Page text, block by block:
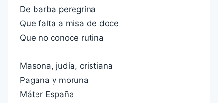
De barba peregrina
Que falta a misa de doce
Que no conoce rutina
Masona, judía, cristiana
Pagana y moruna
Máter España